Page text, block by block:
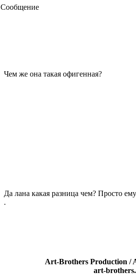
Сообщение
Чем же она такая офигенная?
Да лана какая разница чем? Просто
.
Art-Brothers Production /
art-